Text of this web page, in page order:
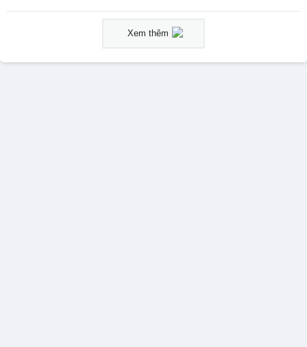
Xem thêm